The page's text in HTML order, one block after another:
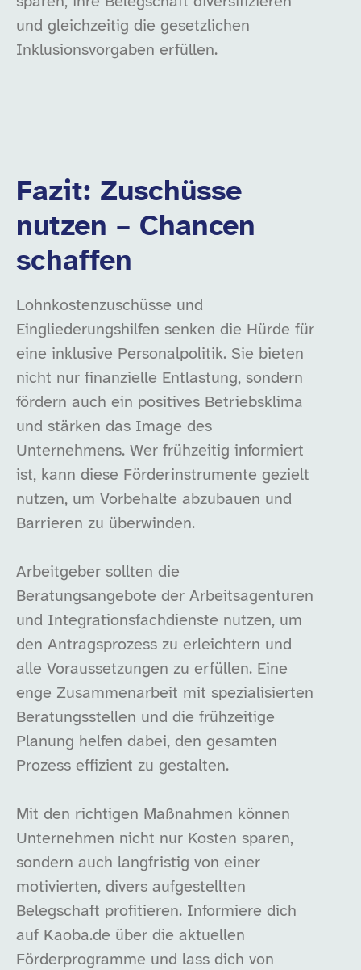
und gleichzeitig die gesetzlichen
Inklusionsvorgaben erfüllen.
Fazit: Zuschüsse
nutzen – Chancen
schaffen
Lohnkostenzuschüsse und
Eingliederungshilfen senken die Hürde für
eine inklusive Personalpolitik. Sie bieten
nicht nur finanzielle Entlastung, sondern
fördern auch ein positives Betriebsklima
und stärken das Image des
Unternehmens. Wer frühzeitig informiert
ist, kann diese Förderinstrumente gezielt
nutzen, um Vorbehalte abzubauen und
Barrieren zu überwinden.
Arbeitgeber sollten die
Beratungsangebote der Arbeitsagenturen
und Integrationsfachdienste nutzen, um
den Antragsprozess zu erleichtern und
alle Voraussetzungen zu erfüllen. Eine
enge Zusammenarbeit mit spezialisierten
Beratungsstellen und die frühzeitige
Planung helfen dabei, den gesamten
Prozess effizient zu gestalten.
Mit den richtigen Maßnahmen können
Unternehmen nicht nur Kosten sparen,
sondern auch langfristig von einer
motivierten, divers aufgestellten
Belegschaft profitieren. Informiere dich
auf Kaoba.de über die aktuellen
Förderprogramme und lass dich von